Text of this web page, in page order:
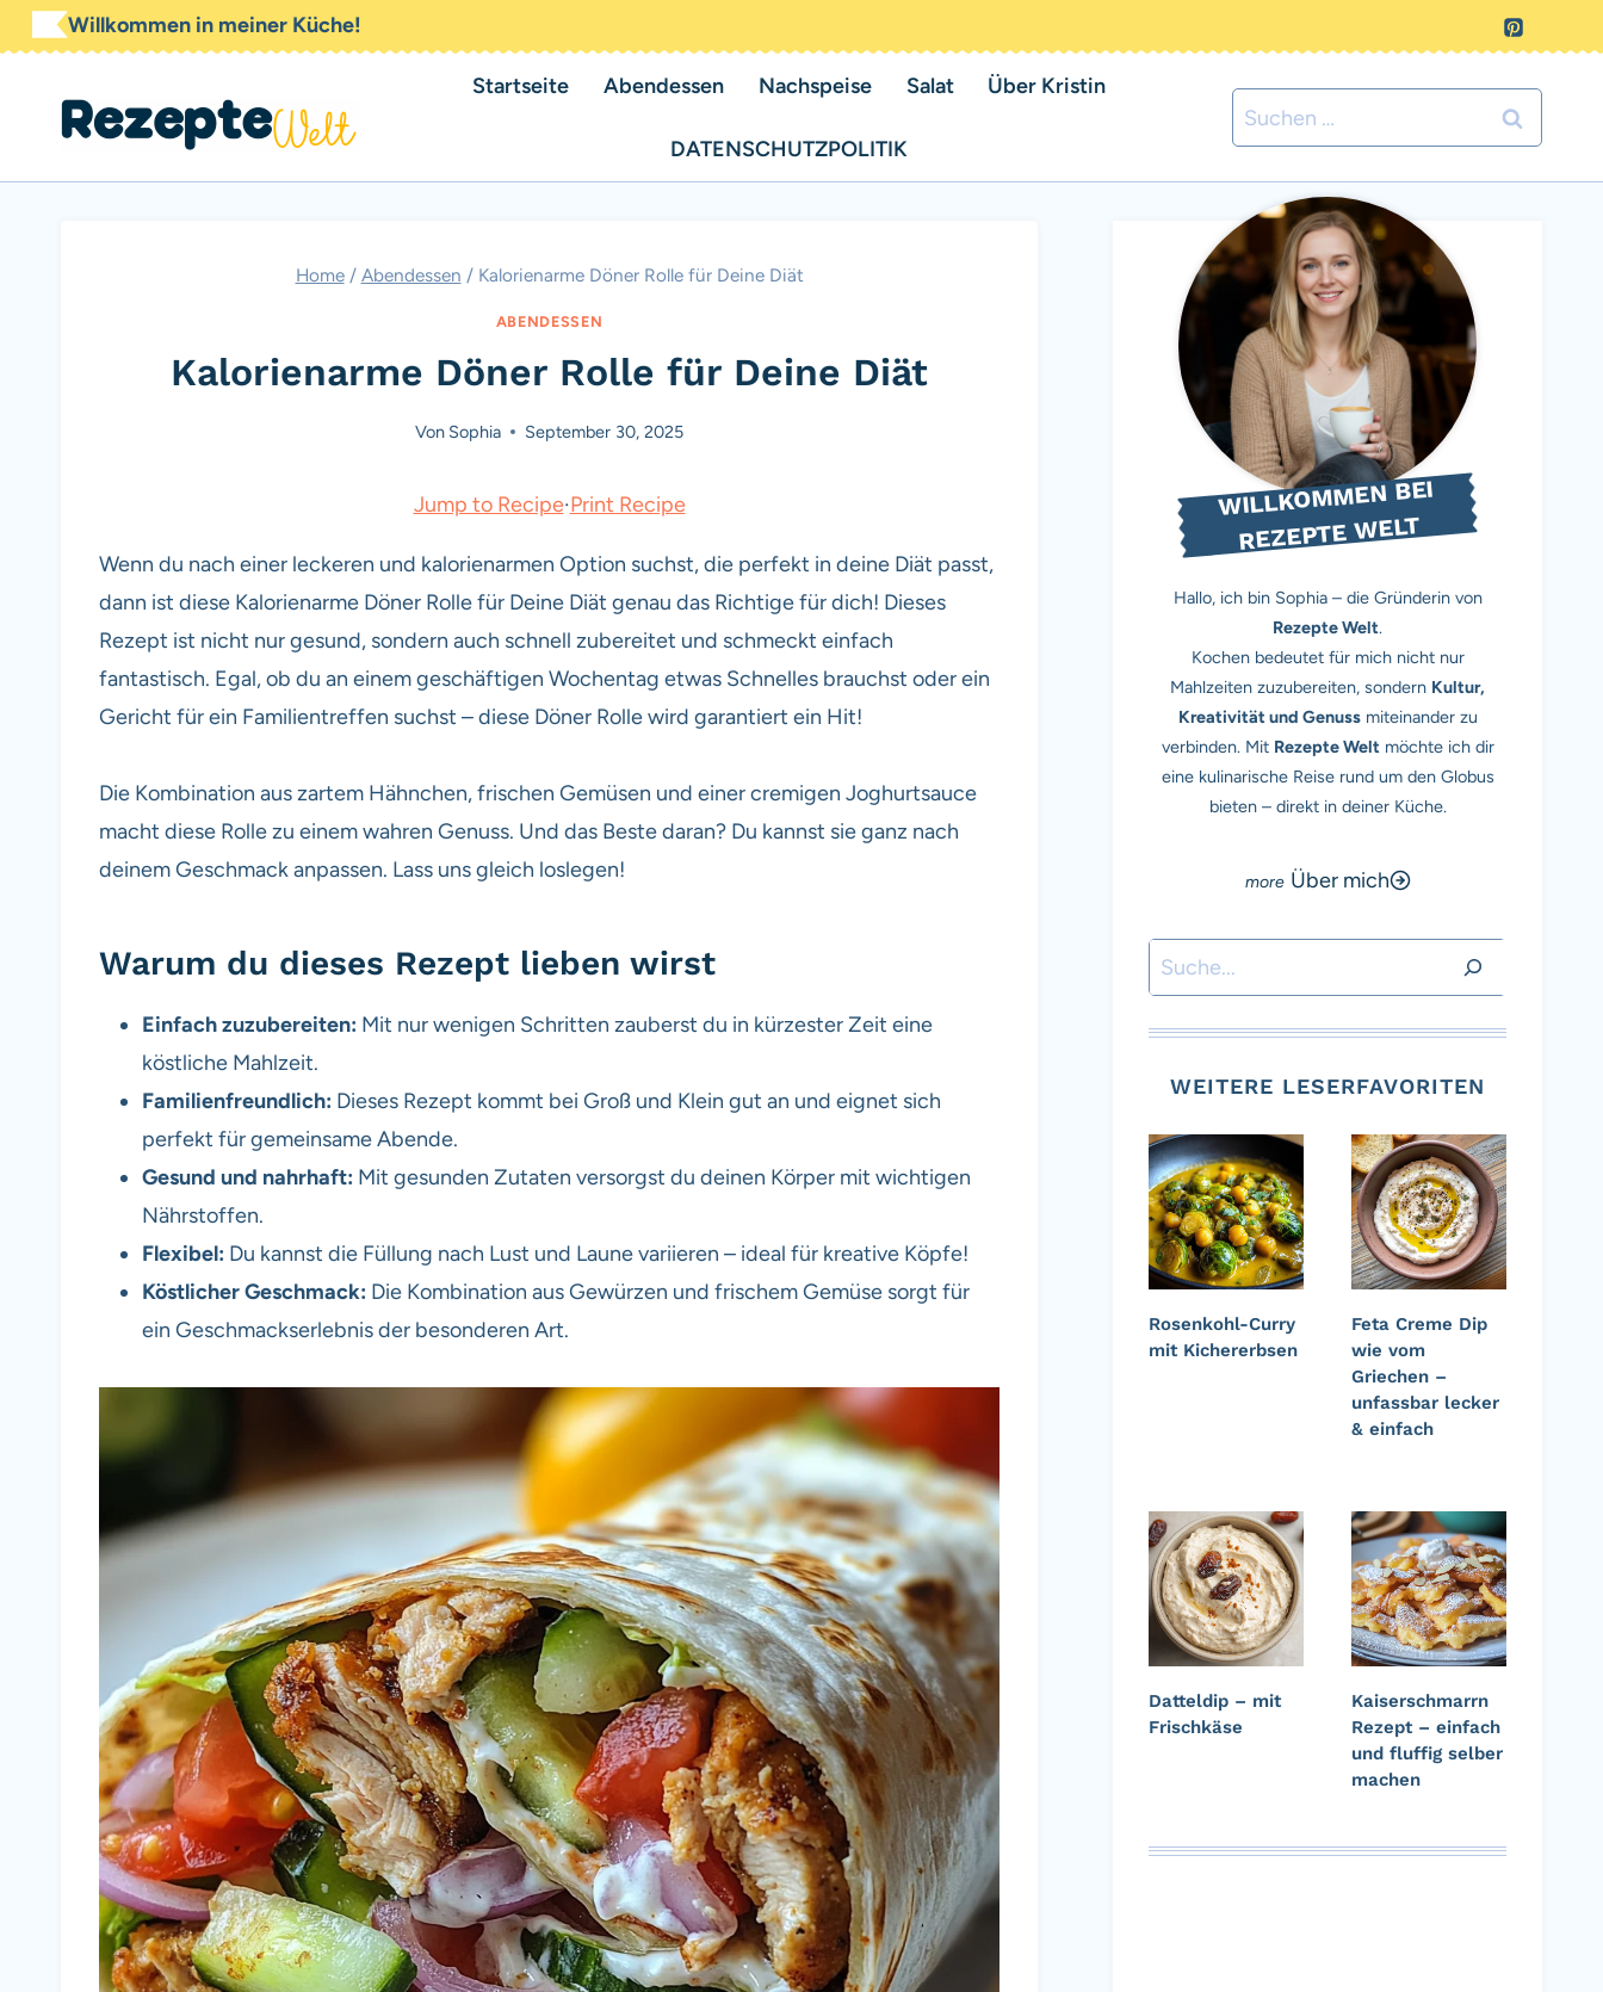
Zum
Inhalt
springen
Willkommen in meiner Küche!
Startseite Abendessen Nachspeise Salat Über Kristin
DATENSCHUTZPOLITIK
Suchen
nach:
Home / Abendessen / Kalorienarme Döner Rolle für Deine Diät
ABENDESSEN
Kalorienarme Döner Rolle für Deine Diät
Von Sophia September 30, 2025
Jump to Recipe·Print Recipe
Wenn du nach einer leckeren und kalorienarmen Option suchst, die perfekt in deine Diät passt,
dann ist diese Kalorienarme Döner Rolle für Deine Diät genau das Richtige für dich! Dieses
Rezept ist nicht nur gesund, sondern auch schnell zubereitet und schmeckt einfach
fantastisch. Egal, ob du an einem geschäftigen Wochentag etwas Schnelles brauchst oder ein
Gericht für ein Familientreffen suchst – diese Döner Rolle wird garantiert ein Hit!
Die Kombination aus zartem Hähnchen, frischen Gemüsen und einer cremigen Joghurtsauce
macht diese Rolle zu einem wahren Genuss. Und das Beste daran? Du kannst sie ganz nach
deinem Geschmack anpassen. Lass uns gleich loslegen!
Warum du dieses Rezept lieben wirst
Einfach zuzubereiten: Mit nur wenigen Schritten zauberst du in kürzester Zeit eine
köstliche Mahlzeit.
Familienfreundlich: Dieses Rezept kommt bei Groß und Klein gut an und eignet sich
perfekt für gemeinsame Abende.
Gesund und nahrhaft: Mit gesunden Zutaten versorgst du deinen Körper mit wichtigen
Nährstoffen.
Flexibel: Du kannst die Füllung nach Lust und Laune variieren – ideal für kreative Köpfe!
Köstlicher Geschmack: Die Kombination aus Gewürzen und frischem Gemüse sorgt für
ein Geschmackserlebnis der besonderen Art.
WILLKOMMEN BEI
REZEPTE WELT
Hallo, ich bin Sophia – die Gründerin von
Rezepte Welt.
Kochen bedeutet für mich nicht nur
Mahlzeiten zuzubereiten, sondern Kultur,
Kreativität und Genussmiteinander zu
verbinden. Mit Rezepte Weltmöchte ich dir
eine kulinarische Reise rund um den Globus
bieten – direkt in deiner Küche.
Über mich
Suchen
WEITERE LESERFAVORITEN
Rosenkohl-Curry
mit Kichererbsen
Feta Creme Dip
wie vom
Griechen –
unfassbar lecker
& einfach
Datteldip – mit
Frischkäse
Kaiserschmarrn
Rezept – einfach
und fluffig selber
machen